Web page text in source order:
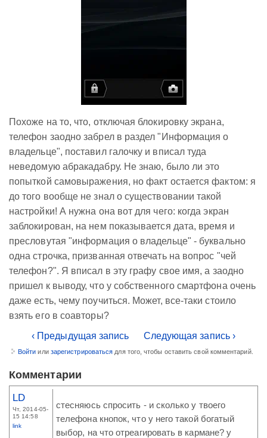
Похоже на то, что, отключая блокировку экрана,
телефон заодно забрел в раздел "Информация о
владельце", поставил галочку и вписал туда
неведомую абракадабру. Не знаю, было ли это
попыткой самовыражения, но факт остается фактом: я
до того вообще не знал о существовании такой
настройки! А нужна она вот для чего: когда экран
заблокирован, на нем показывается дата, время и
пресловутая "информация о владельце" - буквально
одна строчка, призванная отвечать на вопрос "чей
телефон?". Я вписал в эту графу свое имя, а заодно
пришел к выводу, что у собственного смартфона очень
даже есть, чему поучиться. Может, все-таки стоило
взять его в соавторы?
‹ Предыдущая запись
Следующая запись ›
Войти или зарегистрироваться для того, чтобы оставить свой комментарий.
Комментарии
LD
Чт, 2014-05-
15 14:58
link
стесняюсь спросить - и сколько у твоего
телефона кнопок, что у него такой богатый
выбор, на что отреагировать в кармане? у